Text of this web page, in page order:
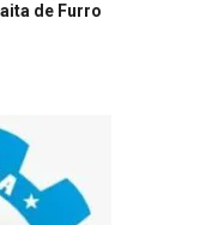
de Furro